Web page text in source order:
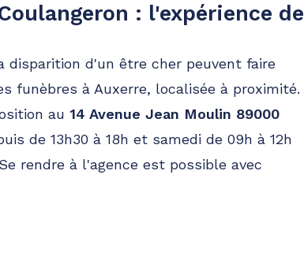
: l'expérience de
d'un être cher peuvent faire
funèbres à Auxerre, localisée à proximité.
au 14 Avenue Jean Moulin 89000
de 13h30 à 18h et samedi de 09h à 12h
rendre à l'agence est possible avec